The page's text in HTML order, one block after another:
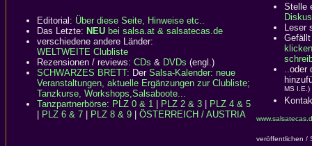
Editorial: Über diese Seite, Hinweise etc..
Das Letzte: NEU bei salsa.at & salsatecas.de
verschiedene andere Länder:
WELTWEITE Clubliste
Rezensionen / reviews: CDs & DVDs (engl.)
SCHWARZES BRETT: Der Salsa-Kalender: neue
Veranstaltungen, aktuelle Ergänzungen zur Clubliste;
Tanzkurse, Workshops,Salsaboote...
Tanzpartnerbörse: PLZ 0 & 1 | PLZ 2 & 3 | PLZ 4 & 5
| PLZ 6 & 7 | PLZ 8 & 9 | ÖSTERREICH / AUSTRIA
Stelle
Leser
klicken
MS I.E.)
veröffentlichen /